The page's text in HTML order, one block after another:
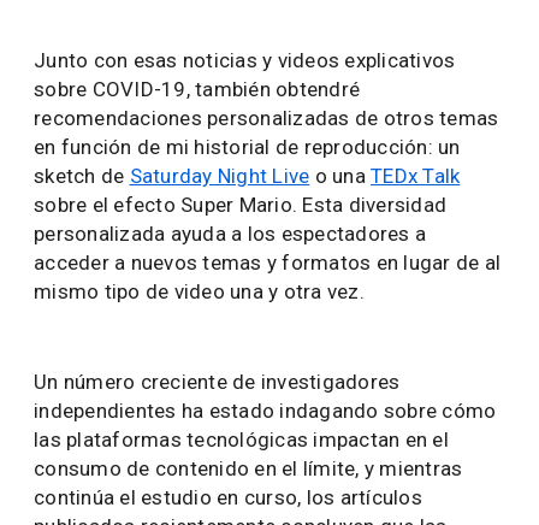
Junto con esas noticias y videos explicativos
sobre COVID-19, también obtendré
recomendaciones personalizadas de otros temas
en función de mi historial de reproducción: un
sketch de Saturday Night Live o una TEDx Talk
sobre el efecto Super Mario. Esta diversidad
personalizada ayuda a los espectadores a
acceder a nuevos temas y formatos en lugar de al
mismo tipo de video una y otra vez.
Un número creciente de investigadores
independientes ha estado indagando sobre cómo
las plataformas tecnológicas impactan en el
consumo de contenido en el límite, y mientras
continúa el estudio en curso, los artículos